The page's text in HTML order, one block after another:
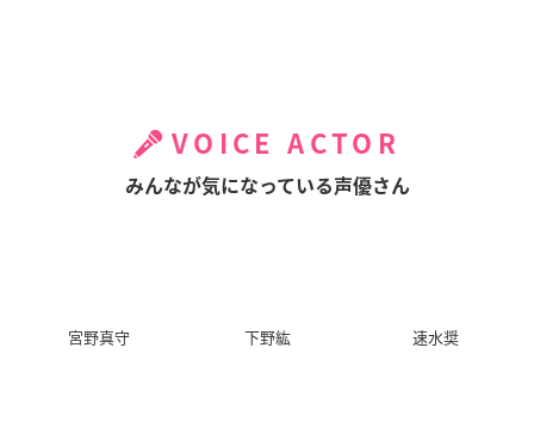
VOICE ACTOR
みんなが気になっている声優さん
宮野真守 下野紘 速水奨